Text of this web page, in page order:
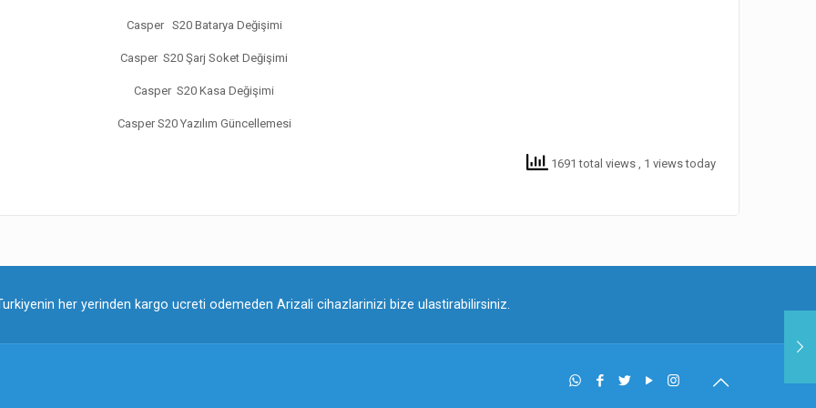
Casper S20 Batarya Değişimi
Casper S20 Şarj Soket Değişimi
Casper S20 Kasa Değişimi
Casper S20 Yazılım Güncellemesi
1691 total views , 1 views today
her yerinden kargo ucreti odemeden Arizali cihazlarinizi bize ulastirabilirsiniz.